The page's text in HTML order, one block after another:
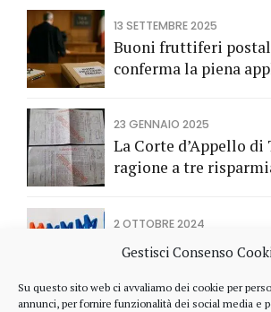
Gestisci Consenso
Su questo sito web ci avvaliamo dei cookie per
annunci, per fornire funzionalità dei social media e
13 SETTEMBRE 2025
Buoni fruttiferi
conferma la piena
fruttiferi postali.
23 GENNAIO 2025
La Corte d’Appello di
ragione a tre
2 OTTOBRE 2024
I Quaderni
Finanziaria